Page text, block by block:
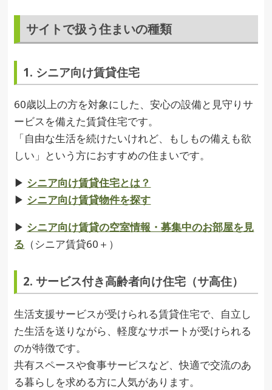
サイトで扱う住まいの種類
1. シニア向け賃貸住宅
60歳以上の方を対象にした、安心の設備と見守りサ
ービスを備えた賃貸住宅です。
「自由な生活を続けたいけれど、もしもの備えも欲
しい」という方におすすめの住まいです。
▶︎ シニア向け賃貸住宅とは？
▶︎ シニア向け賃貸物件を探す
▶︎ シニア向け賃貸の空室情報・募集中のお部屋を見
る （シニア賃貸60＋）
2. サービス付き高齢者向け住宅（サ高住）
生活支援サービスが受けられる賃貸住宅で、自立し
た生活を送りながら、軽度なサポートが受けられる
のが特徴です。
共有スペースや食事サービスなど、快適で交流のあ
る暮らしを求める方に人気があります。